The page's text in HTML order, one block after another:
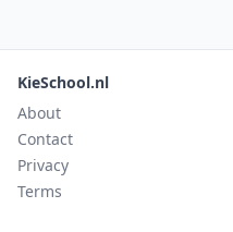
KieSchool.nl
About
Contact
Privacy
Terms